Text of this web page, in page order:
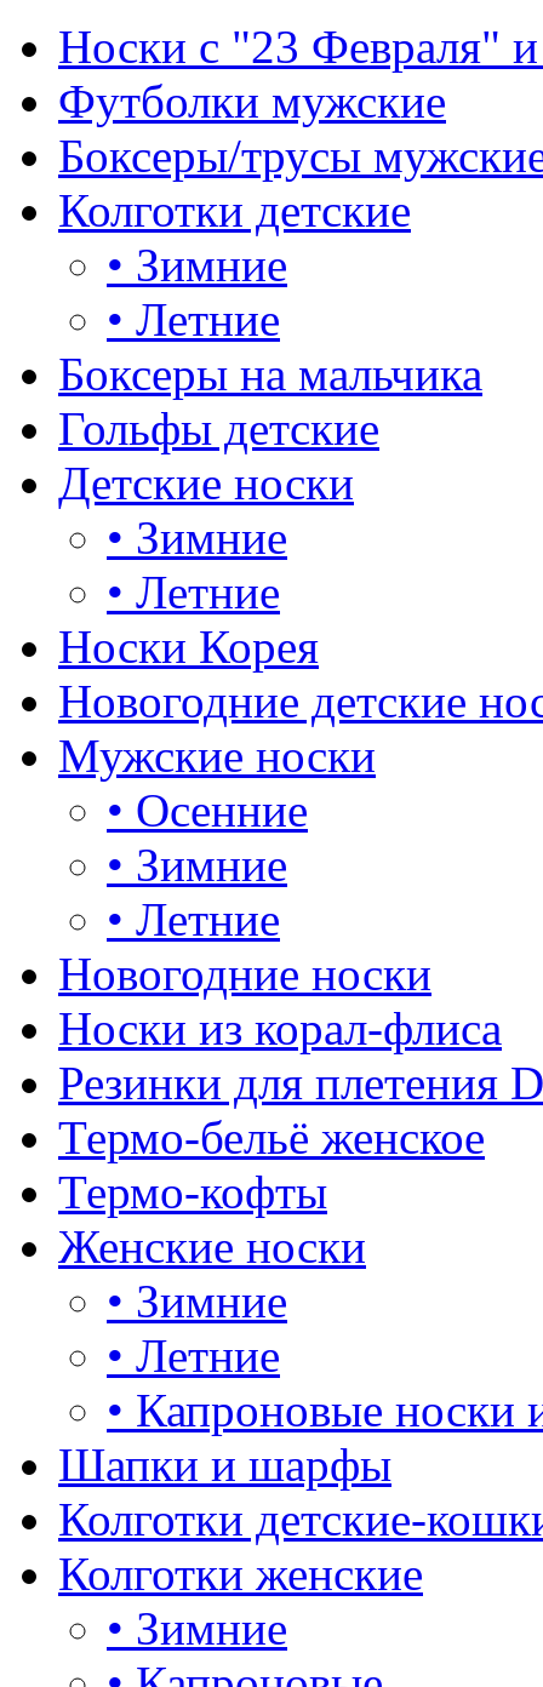
Носки с "23 Февраля"
Футболки мужские
Боксеры/трусы
Колготки детские
• Зимние
• Летние
Боксеры на мальчика
Гольфы детские
Детские носки
• Зимние
• Летние
Носки Корея
Новогодние детские
Мужские носки
• Осенние
• Зимние
• Летние
Новогодние носки
Носки из корал-флиса
Резинки для плетения
Термо-бельё женское
Термо-кофты
Женские носки
• Зимние
• Летние
• Капроновые носки
Шапки и шарфы
Колготки детские-
Колготки женские
• Зимние